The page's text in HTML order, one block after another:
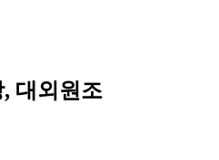
대외원조